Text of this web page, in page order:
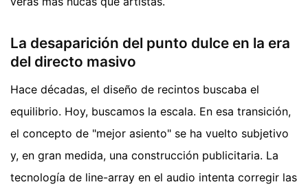
La desaparición del punto dulce en la era
del directo masivo
Hace décadas, el diseño de recintos buscaba el
equilibrio. Hoy, buscamos la escala. En esa transición,
el concepto de "mejor asiento" se ha vuelto subjetivo
y, en gran medida, una construcción publicitaria. La
tecnología de line-array en el audio intenta corregir las